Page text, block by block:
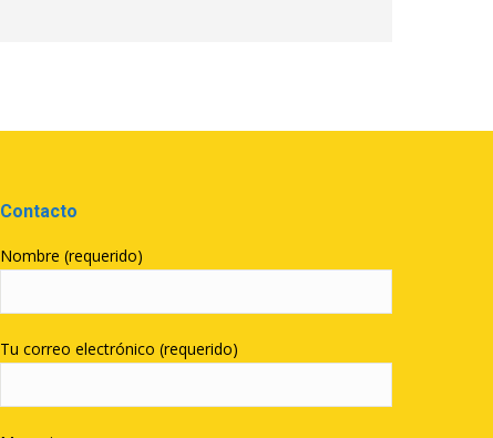
Contacto
Nombre (requerido)
Tu correo electrónico (requerido)